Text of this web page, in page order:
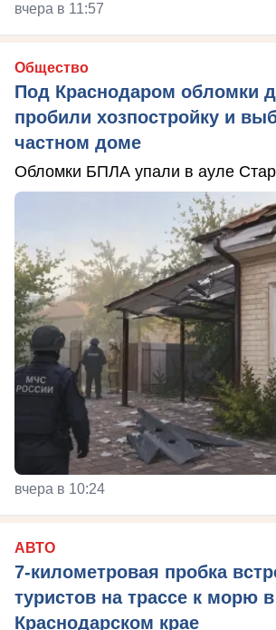
вчера в 11:57
Общество
Под Краснодаром обломки
пробили хозпостройку и
частном доме
Обломки БПЛА упали в ауле
вчера в 10:24
АВТО
7-километровая пробка
туристов на трассе к морю в
Краснодарском крае